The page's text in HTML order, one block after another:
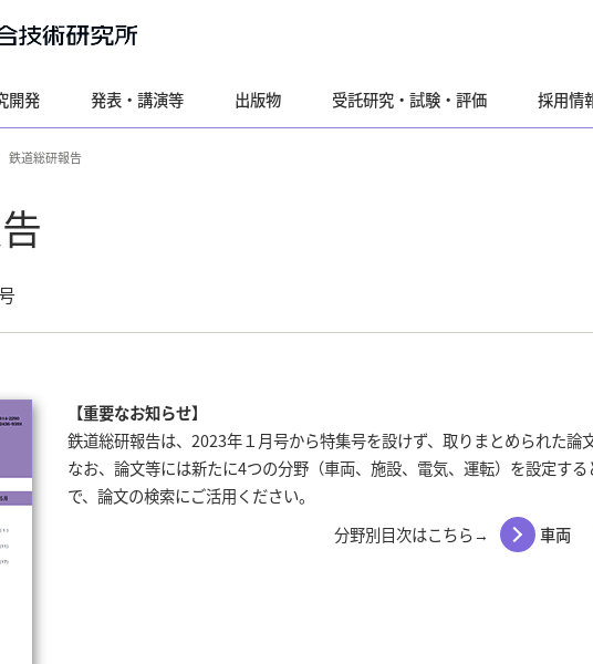
開発 発表・講演等 出版物 受託研究・試験・評価 採用情
鉄道総研報告
【重要なお知らせ】
鉄道総研報告は、2023年１月号から特集号を設けず、取りまとめられた論
なお、論文等には新たに4つの分野（車両、施設、電気、運転）を設定す
で、論文の検索にご活用ください。
分野別目次はこちら→
車両